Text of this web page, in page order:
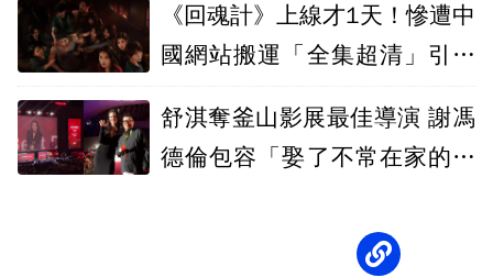
《回魂計》上線才1天！慘遭中
國網站搬運「全集超清」引網
舒淇奪釜山影展最佳導演 謝馮
德倫包容「娶了不常在家的女